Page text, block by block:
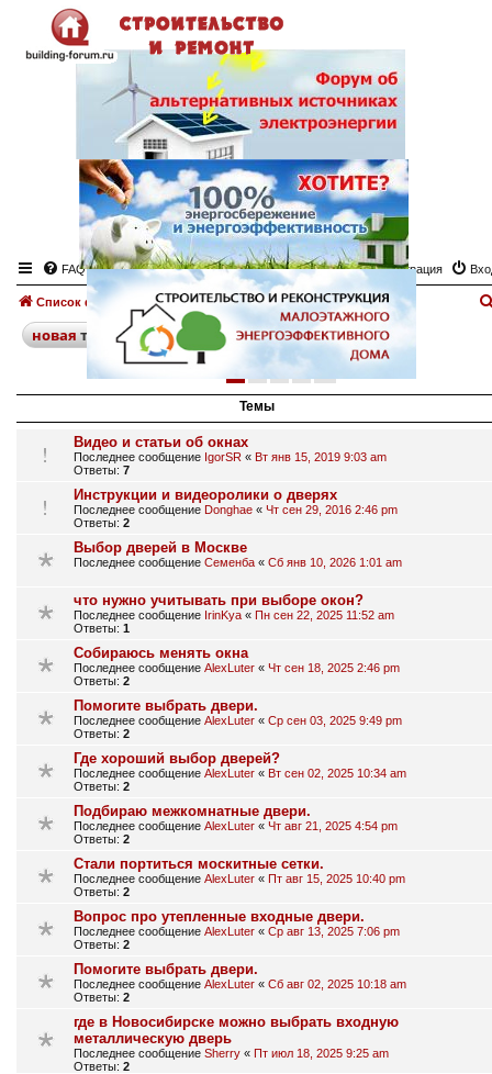
FAQ Регистрация
Список форумов Окна, двери Форум "Окна, двери"
новаятема поискрасширенный
след.
Темы
Видео и статьи об окнах
Последнее сообщение IgorSR « Вт янв 15, 2019 9:03 am
Ответы: 7
Инструкции и видеоролики о дверях
Последнее сообщение Donghae « Чт сен 29, 2016 2:46 pm
Ответы: 2
Выбор дверей в Москве
Последнее сообщение Семенба « Сб янв 10, 2026 1:01 am
что нужно учитывать при выборе окон?
Последнее сообщение IrinKya « Пн сен 22, 2025 11:52 am
Ответы: 1
Собираюсь менять окна
Последнее сообщение AlexLuter « Чт сен 18, 2025 2:46 pm
Ответы: 2
Помогите выбрать двери.
Последнее сообщение AlexLuter « Ср сен 03, 2025 9:49 pm
Ответы: 2
Где хороший выбор дверей?
Последнее сообщение AlexLuter « Вт сен 02, 2025 10:34 am
Ответы: 2
Подбираю межкомнатные двери.
Последнее сообщение AlexLuter « Чт авг 21, 2025 4:54 pm
Ответы: 2
Стали портиться москитные сетки.
Последнее сообщение AlexLuter « Пт авг 15, 2025 10:40 pm
Ответы: 2
Вопрос про утепленные входные двери.
Последнее сообщение AlexLuter « Ср авг 13, 2025 7:06 pm
Ответы: 2
Помогите выбрать двери.
Последнее сообщение AlexLuter « Сб авг 02, 2025 10:18 am
Ответы: 2
где в Новосибирске можно выбрать входную
металлическую дверь
Последнее сообщение Sherry « Пт июл 18, 2025 9:25 am
Ответы: 2